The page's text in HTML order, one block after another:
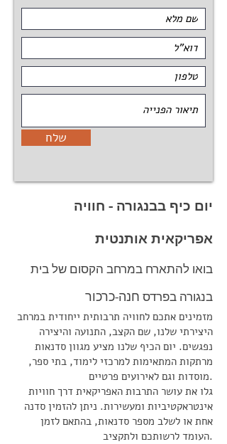
שלח
יום כיף בבנגורה - חוויה
אפריקאית אותנטית
בואו להתארח במרחב הקסום של בית
בנגורה בפרדס חנה-כרכור
מזמינים אתכם לחוויה תרבותית ייחודית במרחב
היצירתי שלנו, שם הקצב, התנועה והיצירה
נפגשים. יום הכיף שלנו מציע מגוון סדנאות
מרתקות המתאימות למרכזי לימוד, בתי ספר,
מוסדות וגם לאירועים פרטיים.
גלו את עושר התרבות האפריקאית דרך חוויות
אינטראקטיביות ומעשירות. ניתן להזמין סדנה
אחת או לשלב מספר סדנאות, בהתאם לזמן
העומד לרשותכם ולתקציב.